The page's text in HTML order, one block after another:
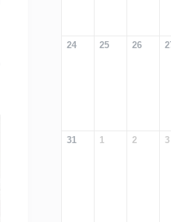
24 25 26
31 1 2 3